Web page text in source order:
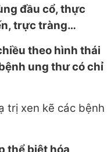
đầu cổ, thực
trực tràng…
theo hình thái
ung thư có chỉ
trị xen kẽ các bệnh